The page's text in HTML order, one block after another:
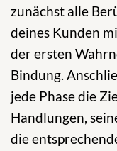
zunächst alle
deines Kunden
der ersten
Bindung.
jede Phase die
Handlungen,
die